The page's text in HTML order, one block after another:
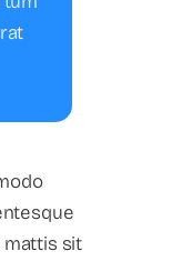
mattis sit